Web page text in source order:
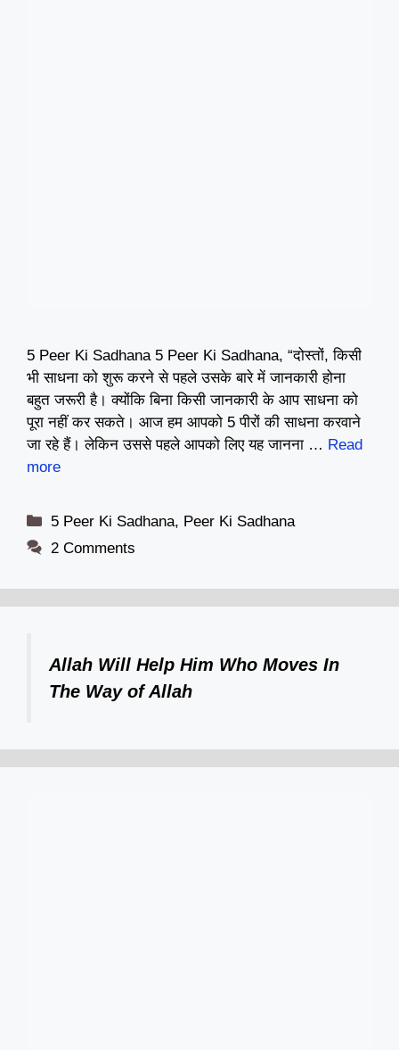
5 Peer Ki Sadhana 5 Peer Ki Sadhana, “दोस्तों, किसी
भी साधना को शुरू करने से पहले उसके बारे में जानकारी होना
बहुत जरूरी है। क्योंकि बिना किसी जानकारी के आप साधना को
पूरा नहीं कर सकते। आज हम आपको 5 पीरों की साधना करवाने
जा रहे हैं। लेकिन उससे पहले आपको लिए यह जानना … Read
more
Categories
5 Peer Ki Sadhana, Peer Ki Sadhana
2 Comments
Allah Will Help Him Who Moves In
The Way of Allah